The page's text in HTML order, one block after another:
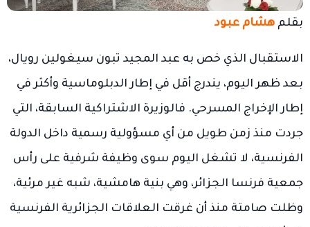
بقلم هشام عبود
الاستقبال الذي خص به عبد المجيد تبون سيغولين رويال،
بعد ظهر اليوم، يندرج أقل في إطار الدبلوماسية وأكثر في
إطار الإخراج المسرحي. فالوزيرة الاشتراكية السابقة، التي
جردت منذ زمن طويل من أي مسؤولية رسمية داخل الدولة
الفرنسية، لا تشغل اليوم سوى وظيفة شرفية على رأس
جمعية فرنسا الجزائر، وهي بنية هامشية، شبه غير مرئية،
وظلت صامتة منذ أن غرقت العلاقات الجزائرية الفرنسية